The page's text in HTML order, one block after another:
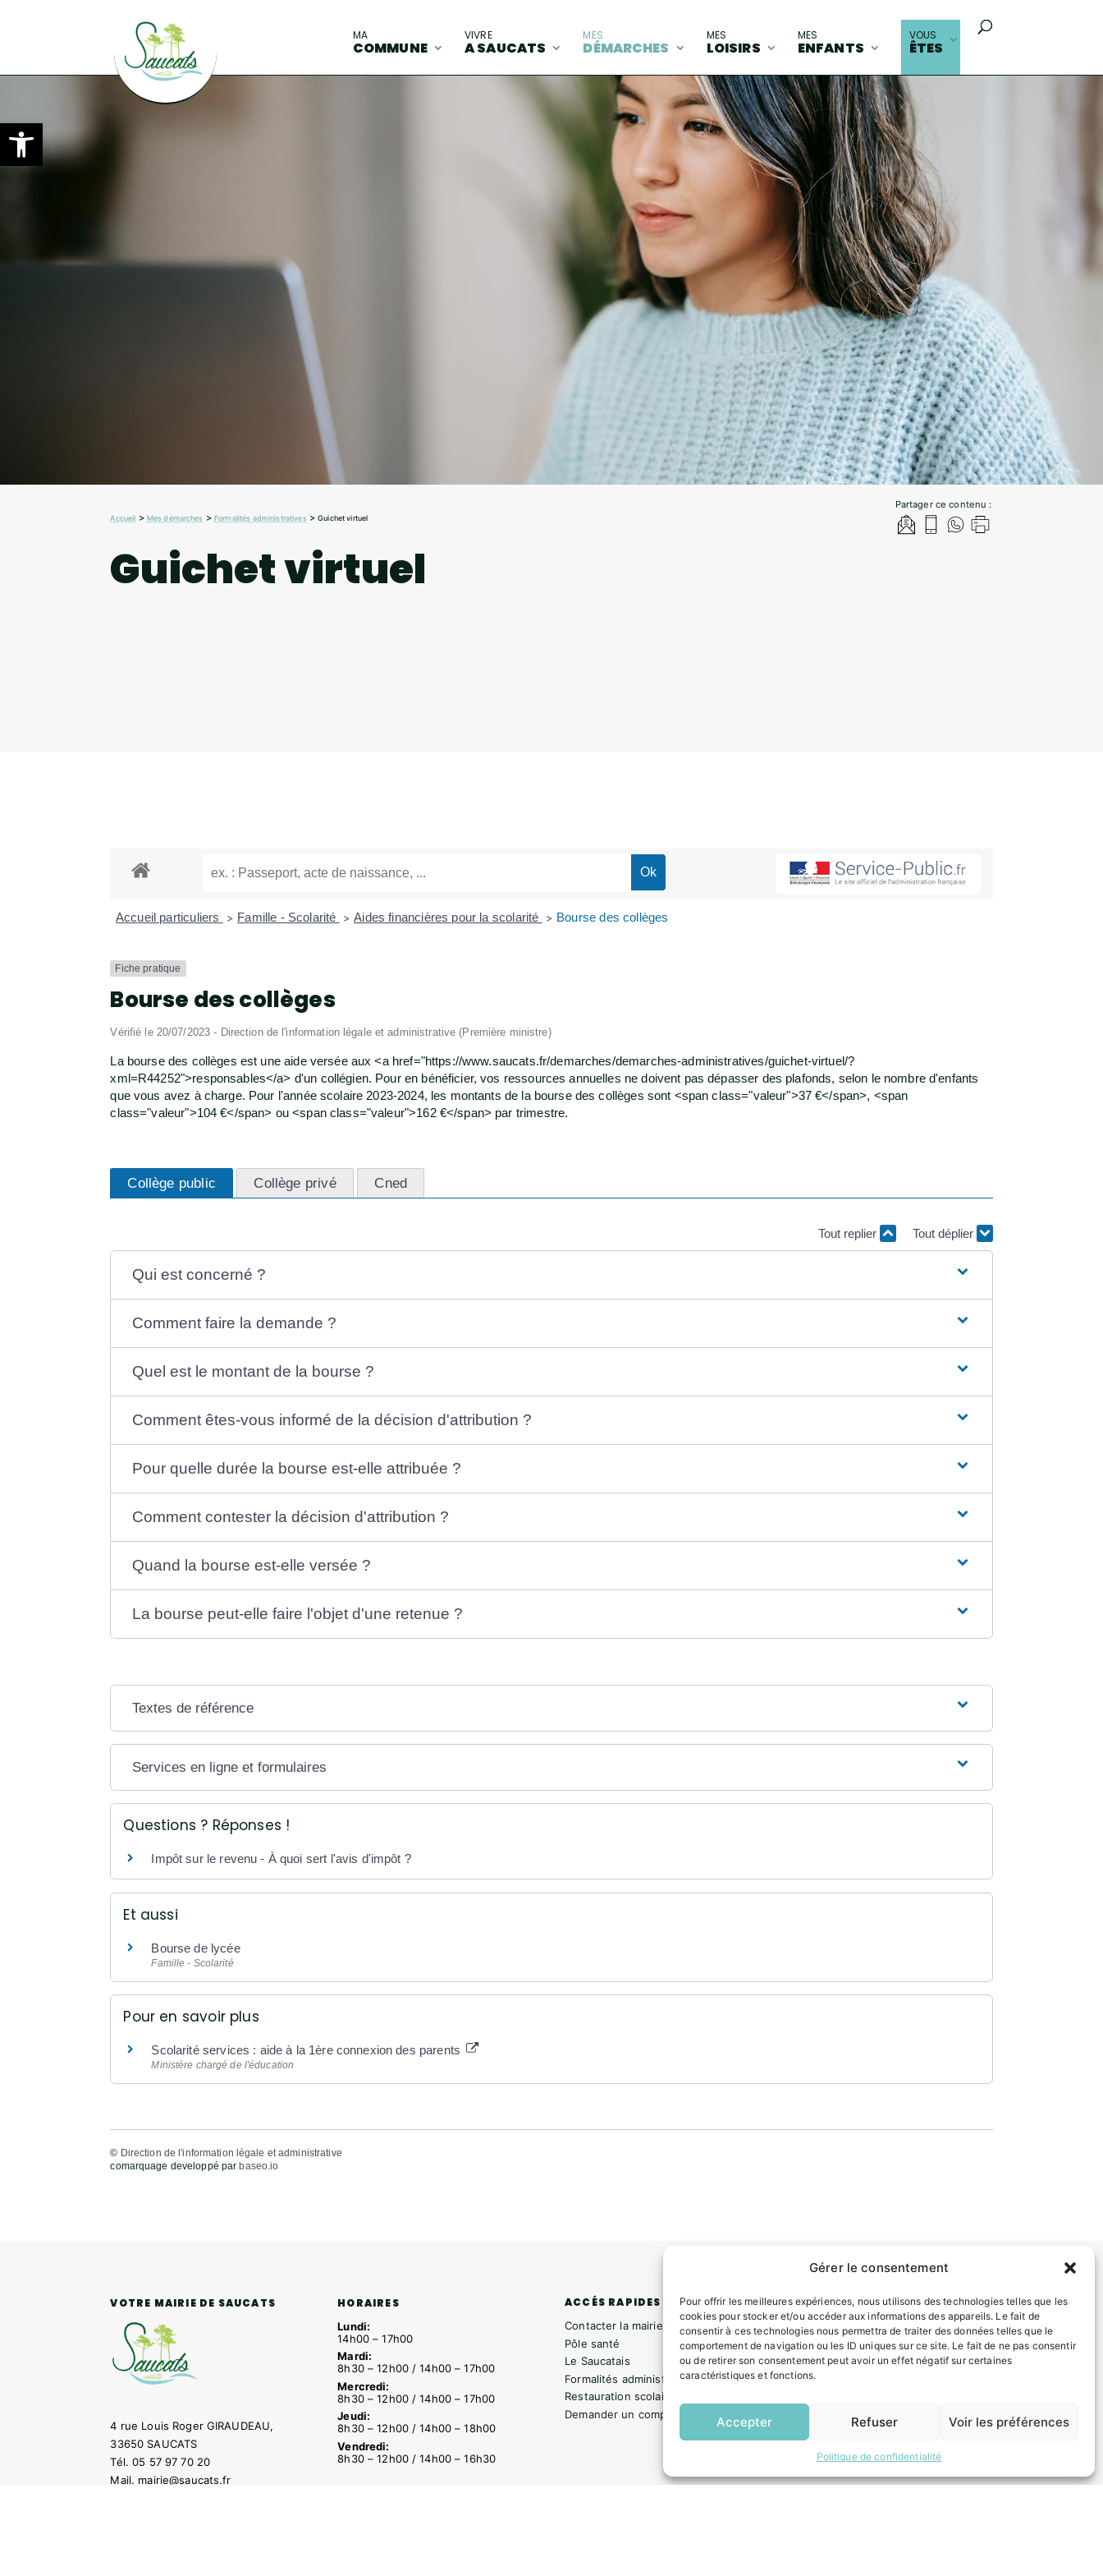
Ouvrir la barre d’outils
Gérer le consentement
Pour offrir les meilleures expériences, nous utilisons des technologies telles que les
cookies pour stocker et/ou accéder aux informations des appareils. Le fait de
consentir à ces technologies nous permettra de traiter des données telles que le
comportement de navigation ou les ID uniques sur ce site. Le fait de ne pas consentir
ou de retirer son consentement peut avoir un effet négatif sur certaines
caractéristiques et fonctions.
Accepter Refuser Voir les préférences
Politique de confidentialité
MA
COMMUNE
VIVRE
A SAUCATS
MES
DÉMARCHES
MES
LOISIRS
MES
ENFANTS
VOUS
ÊTES
Partager ce contenu :
Accueil > Mes démarches >Formalités administratives>Guichet virtuel
Guichet virtuel
Accueil particuliers > Famille - Scolarité > Aides financières pour la scolarité > Bourse des collèges
Fiche pratique
Bourse des collèges
Vérifié le 20/07/2023 - Direction de l'information légale et administrative (Première ministre)
La bourse des collèges est une aide versée aux <a href="https://www.saucats.fr/demarches/demarches-administratives/guichet-virtuel/?
xml=R44252">responsables</a> d'un collégien. Pour en bénéficier, vos ressources annuelles ne doivent pas dépasser des plafonds, selon le nombre d'enfants
que vous avez à charge. Pour l'année scolaire 2023-2024, les montants de la bourse des collèges sont <span class="valeur">37 €</span>, <span
class="valeur">104 €</span> ou <span class="valeur">162 €</span> par trimestre.
Collège public Collège privé Cned
Tout replier Tout déplier
Qui est concerné ?
Comment faire la demande ?
Quel est le montant de la bourse ?
Comment êtes-vous informé de la décision d'attribution ?
Pour quelle durée la bourse est-elle attribuée ?
Comment contester la décision d'attribution ?
Quand la bourse est-elle versée ?
La bourse peut-elle faire l'objet d'une retenue ?
Textes de référence
Services en ligne et formulaires
Questions ? Réponses !
Impôt sur le revenu - À quoi sert l'avis d'impôt ?
Et aussi
Bourse de lycée
Famille - Scolarité
Pour en savoir plus
Scolarité services : aide à la 1ère connexion des parents
Ministère chargé de l'éducation
© Direction de l'information légale et administrative
comarquage developpé par baseo.io
VOTRE MAIRIE DE SAUCATS
4 rue Louis Roger GIRAUDEAU,
33650 SAUCATS
Tél.05 57 97 70 20
Mail. mairie@saucats.fr
HORAIRES
Lundi:
14h00 – 17h00
Mardi:
8h30 – 12h00 / 14h00 – 17h00
Mercredi:
8h30 – 12h00 / 14h00 – 17h00
Jeudi:
8h30 – 12h00 / 14h00 – 18h00
Vendredi:
8h30 – 12h00 / 14h00 – 16h30
ACCÉS RAPIDES
Contacter la mairie
Pôle santé
Le Saucatais
Formalités administratives
Restauration scolaire
Demander un composteur
INFORMATIONS LÉGALES
Mentions légales
Politique de confidentialité
Plan du site
ESPACE MUNICIPALITÉ